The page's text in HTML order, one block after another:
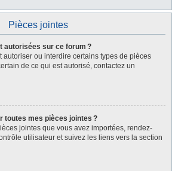
Pièces jointes
autorisées sur ce forum ?
autoriser ou interdire certains types de pièces
de ce qui est autorisé, contactez un
toutes mes pièces jointes ?
jointes que vous avez importées, rendez-
utilisateur et suivez les liens vers la section